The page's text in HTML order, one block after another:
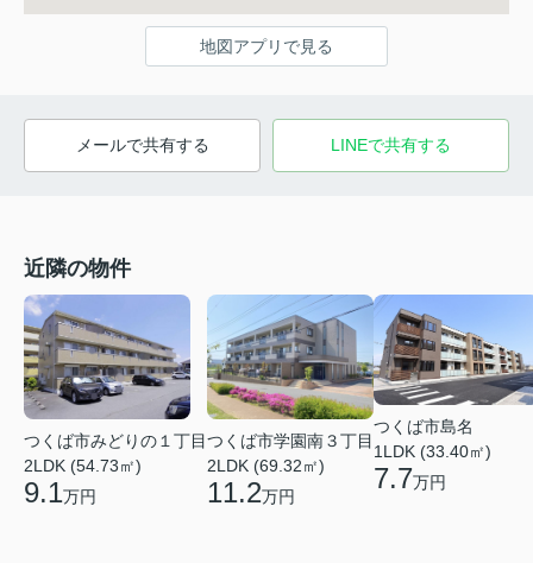
地図アプリで見る
メールで共有する LINEで共有する
近隣の物件
つくば市みどりの１丁目
2LDK (54.73㎡)
9.1万円
つくば市学園南３丁目
2LDK (69.32㎡)
11.2万円
つくば市島名
1LDK (33.40㎡)
7.7万円